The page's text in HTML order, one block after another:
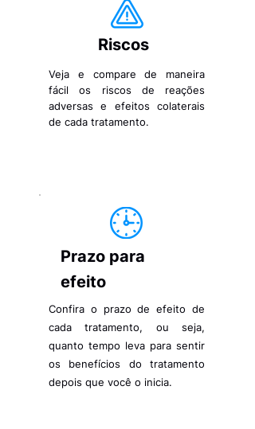
Riscos
Veja e compare de maneira
fácil os riscos de reações
adversas e efeitos colaterais
de cada tratamento.
Prazo para
efeito
Confira o prazo de efeito de
cada tratamento, ou seja,
quanto tempo leva para sentir
os benefícios do tratamento
depois que você o inicia.